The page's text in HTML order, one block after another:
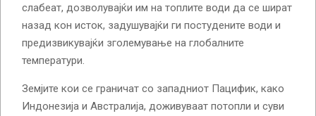
слабеат, дозволувајќи им на топлите води да се шират
назад кон исток, задушувајќи ги постудените води и
предизвикувајќи зголемување на глобалните
температури.
Земјите кои се граничат со западниот Пацифик, како
Индонезија и Австралија, доживуваат потопли и суви